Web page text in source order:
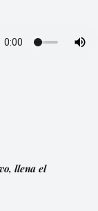
llena el